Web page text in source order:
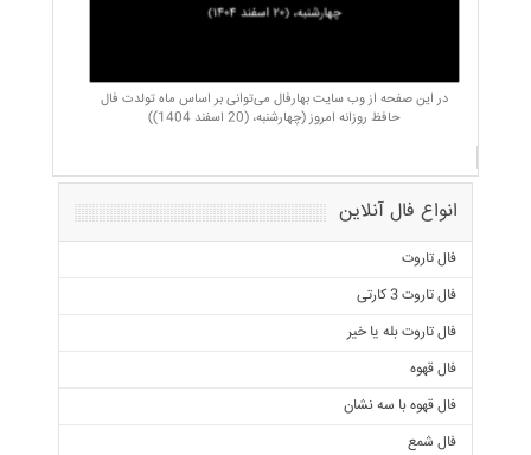
در این صفحه از وب سایت بهارفال می‌توانی بر اساس ماه تولدت فال
حافظ روزانه امروز (چهارشنبه، (20 اسفند 1404))
انواع فال آنلاین
فال تاروت
فال تاروت 3 کارتی
فال تاروت بله یا خیر
فال قهوه
فال قهوه با سه نشان
فال شمع